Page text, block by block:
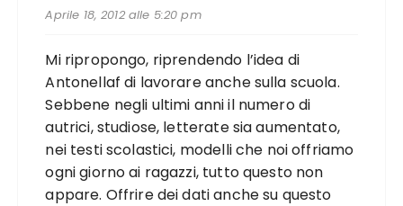
Aprile 18, 2012 alle 5:20 pm
Mi ripropongo, riprendendo l’idea di
Antonellaf di lavorare anche sulla scuola.
Sebbene negli ultimi anni il numero di
autrici, studiose, letterate sia aumentato,
nei testi scolastici, modelli che noi offriamo
ogni giorno ai ragazzi, tutto questo non
appare. Offrire dei dati anche su questo